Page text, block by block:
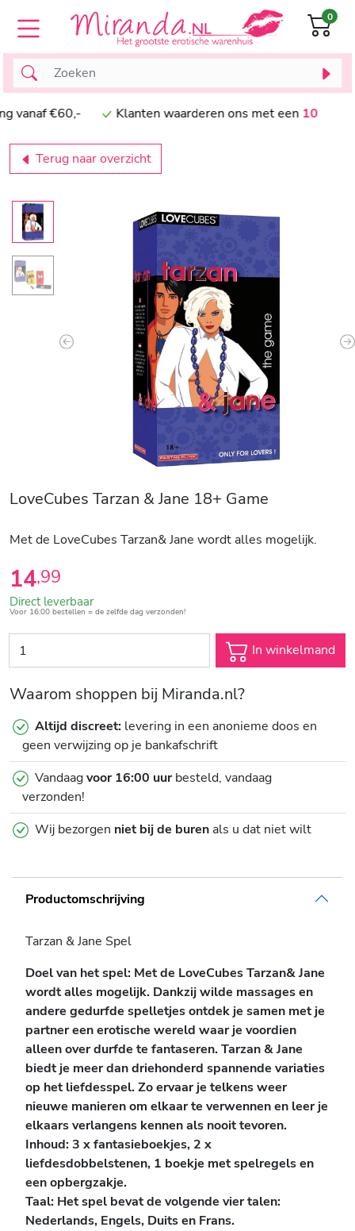
€60,- Klanten waarderen ons met een10
0
Terug naar overzicht
Previous
LoveCubes Tarzan & Jane 18+ Game
Met de LoveCubes Tarzan& Jane wordt alles mogelijk.
14,99
Direct leverbaar
Voor 16:00 bestellen = de zelfde dag verzonden!
In winkelmand
Waarom shoppen bij Miranda.nl?
Altijd discreet: levering in een anonieme doos en
geen verwijzing op je bankafschrift
Vandaagvoor 16:00 uurbesteld, vandaag
verzonden!
Wij bezorgen niet bij de burenals u dat niet wilt
Productomschrijving
Tarzan & Jane Spel
Doel van het spel: Met de LoveCubes Tarzan& Jane
wordt alles mogelijk. Dankzij wilde massages en
andere gedurfde spelletjes ontdek je samen met je
partner een erotische wereld waar je voordien
alleen over durfde te fantaseren. Tarzan & Jane
biedt je meer dan driehonderd spannende variaties
op het liefdesspel. Zo ervaar je telkens weer
nieuwe manieren om elkaar te verwennen en leer je
elkaars verlangens kennen als nooit tevoren.
Inhoud: 3 x fantasieboekjes, 2 x
liefdesdobbelstenen, 1 boekje met spelregels en
een opbergzakje.
Taal: Het spel bevat de volgende vier talen:
Nederlands, Engels, Duits en Frans.